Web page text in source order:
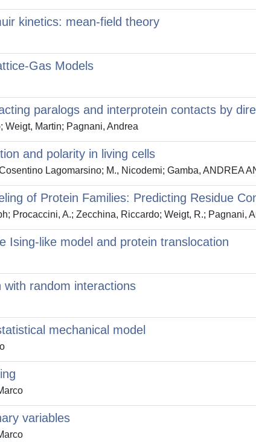
kinetics: mean-field theory
Gas Models
paralogs and interprotein contacts by
Weigt, Martin; Pagnani, Andrea
and polarity in living cells
Lagomarsino; M., Nicodemi; Gamba, ANDREA
of Protein Families: Predicting Residue
Procaccini, A.; Zecchina, Riccardo; Weigt, R.; Pagnani,
Ising-like model and protein translocation
random interactions
mechanical model
variables